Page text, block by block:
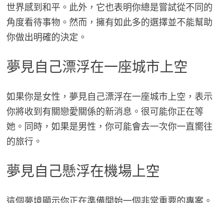
世界感到和平。此外，它也表明你總是嘗試從不同的
角度看待事物。然而，擁有如此多的選擇並不能幫助
你做出明確的決定。
夢見自己漂浮在一座城市上空
如果你是女性，夢見自己漂浮在一座城市上空，表示
你將收到有關戀愛關係的新消息。很可能你正在等
她。同時，如果是男性，你可能會去一次你一直嚮往
的旅行。
夢見自己懸浮在機場上空